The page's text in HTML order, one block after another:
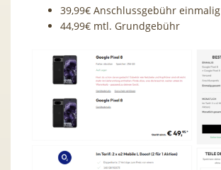
39,99€ Anschlussgebühr einmalig
44,99€ mtl. Grundgebühr